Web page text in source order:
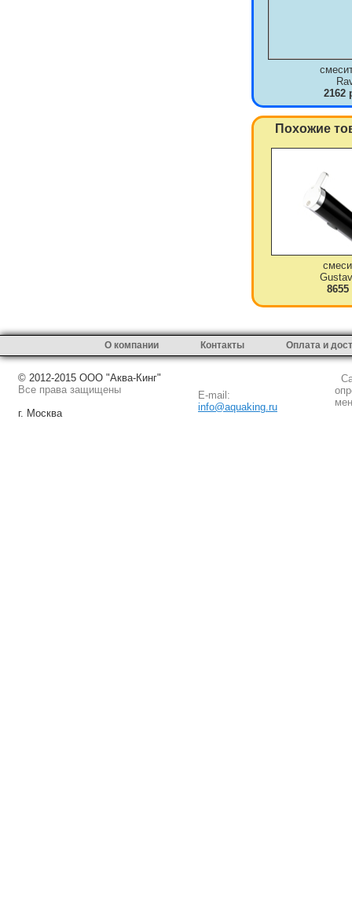
2162
Похожие
8655
О компании Контакты Оплата и
© 2012-2015 ООО "Аква-Кинг"
Все права защищены
г. Москва
E-mail:
info@aquaking.ru